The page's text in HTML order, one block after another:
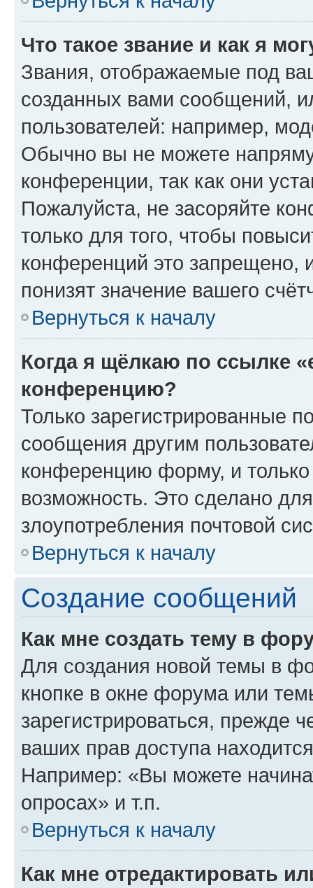
Что такое звание и как я
Звания, отображаемые под
созданных вами сообщений,
пользователей: например,
Обычно вы не можете
конференции, так как они
Пожалуйста, не засоряйте
только для того, чтобы
конференций это запрещено,
понизят значение вашего
Вернуться к началу
Когда я щёлкаю по ссылке
конференцию?
Только зарегистрированные
сообщения другим
конференцию форму, и
возможность. Это сделано
злоупотребления почтовой
Вернуться к началу
Создание сообщений
Как мне создать тему в
Для создания новой темы в
кнопке в окне форума или
зарегистрироваться, прежде
ваших прав доступа
Например: «Вы можете
опросах» и т.п.
Вернуться к началу
Как мне отредактировать